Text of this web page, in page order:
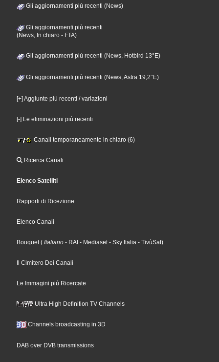
Gli aggiornamenti più recenti (News)
Gli aggiornamenti più recenti
(News, In chiaro - FTA)
Gli aggiornamenti più recenti (News, Hotbird 13°E)
Gli aggiornamenti più recenti (News, Astra 19,2°E)
[+] Aggiunte più recenti / variazioni
[-] Le eliminazioni più recenti
Canali temporaneamente in chiaro (6)
Ricerca Canali
Elenco Satelliti
Rapporti di Ricezione
Elenco Canali
Bouquet ( Italiano - RAI - Mediaset - Sky Italia - TivùSat)
Il Cimitero Dei Canali
Le Immagini più Ricercate
Ultra High Definition TV Channels
Channels broadcasting in 3D
DAB over DVB transmissions